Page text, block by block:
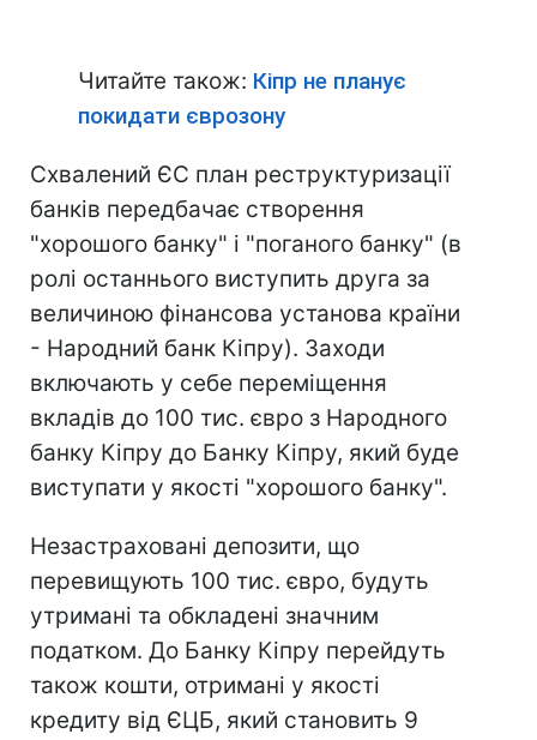
Читайте також: Кіпр не планує
покидати єврозону
Схвалений ЄС план реструктуризації
банків передбачає створення
"хорошого банку" і "поганого банку" (в
ролі останнього виступить друга за
величиною фінансова установа країни
- Народний банк Кіпру). Заходи
включають у себе переміщення
вкладів до 100 тис. євро з Народного
банку Кіпру до Банку Кіпру, який буде
виступати у якості "хорошого банку".
Незастраховані депозити, що
перевищують 100 тис. євро, будуть
утримані та обкладені значним
податком. До Банку Кіпру перейдуть
також кошти, отримані у якості
кредиту від ЄЦБ, який становить 9